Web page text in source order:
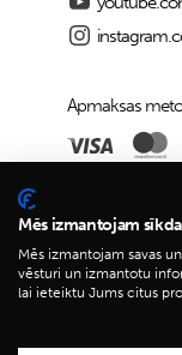
Apmaksas
Piegādes
Mēs izmantojam
Mēs izmantojam savas
vēsturi un izmantotu
lai ieteiktu Jums citus